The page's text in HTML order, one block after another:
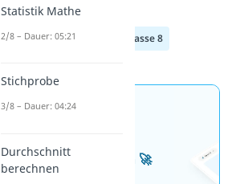
Klasse 6 Klasse 7 Klasse 8
Jetzt neu: Teste dein
kostenlosen Aufgaben 🚀
Statistik Mathe
2/8 – Dauer: 05:21
Stichprobe
3/8 – Dauer: 04:24
Durchschnitt
berechnen